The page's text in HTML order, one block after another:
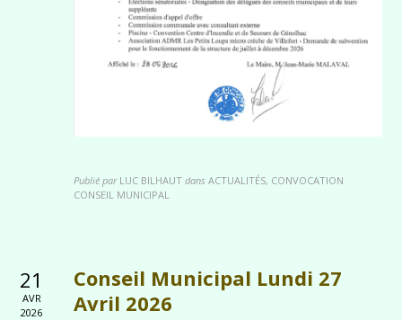
Publié par LUC BILHAUT dans ACTUALITÉS, CONVOCATION
CONSEIL MUNICIPAL
21
AVR
2026
Conseil Municipal Lundi 27
Avril 2026